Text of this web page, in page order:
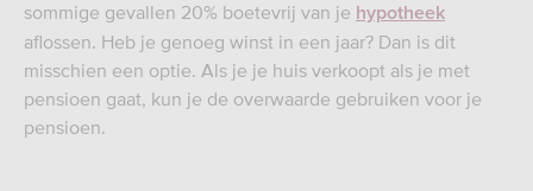
sommige gevallen 20% boetevrij van je hypotheek
aflossen. Heb je genoeg winst in een jaar? Dan is dit
misschien een optie. Als je je huis verkoopt als je met
pensioen gaat, kun je de overwaarde gebruiken voor je
pensioen.